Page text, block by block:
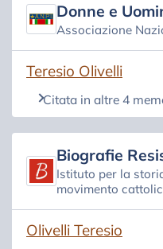
Donne e
Associazione
Teresio Olivelli
(si apre in una
Citata in altre 4
Biografie
Istituto per la
movimento
Olivelli Teresio
(si apre in una